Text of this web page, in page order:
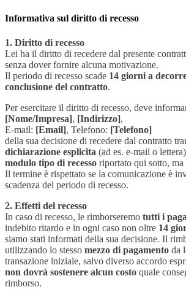
Informativa sul diritto di recesso
1. Diritto di recesso
Lei ha il diritto di recedere dal presente
senza dover fornire alcuna motivazione.
Il periodo di recesso scade 14 giorni a
conclusione del contratto.
Per esercitare il diritto di recesso, deve
[Nome/Impresa], [Indirizzo],
E-mail: [Email], Telefono: [Telefono]
della sua decisione di recedere dal contratto
dichiarazione esplicita (ad es. e-mail o
modulo tipo di recesso riportato qui sotto, ma
Il termine è rispettato se la comunicazione è
scadenza del periodo di recesso.
2. Effetti del recesso
In caso di recesso, le rimborseremo tutti i
indebito ritardo e in ogni caso non oltre 14
siamo stati informati della sua decisione. Il
utilizzando lo stesso mezzo di pagamento da
transazione iniziale, salvo diverso accordo
non dovrà sostenere alcun costo quale
rimborso.